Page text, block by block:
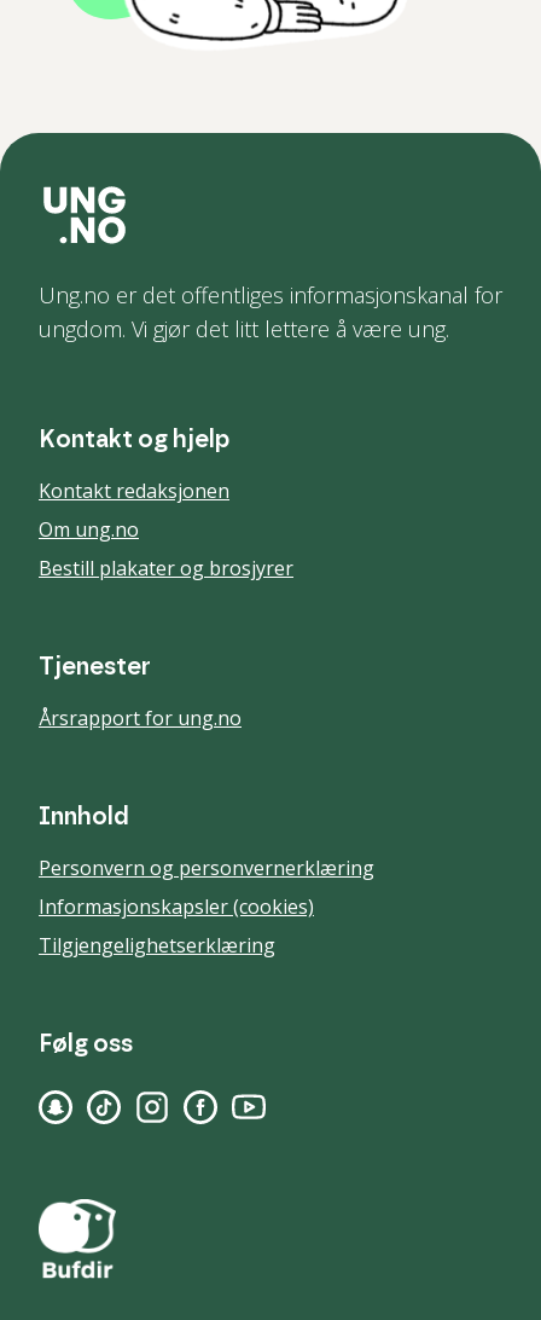
Ung.no er det offentliges informasjonskanal for
ungdom. Vi gjør det litt lettere å være ung.
Kontakt og hjelp
Kontakt redaksjonen
Om ung.no
Bestill plakater og brosjyrer
Tjenester
Årsrapport for ung.no
Innhold
Personvern og personvernerklæring
Informasjonskapsler (cookies)
Tilgjengelighetserklæring
Følg oss